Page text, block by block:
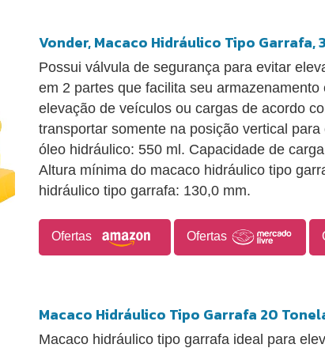
Vonder, Macaco Hidráulico Tipo Garrafa,
Possui válvula de segurança para evitar
em 2 partes que facilita seu
elevação de veículos ou cargas de acordo
transportar somente na posição vertical
óleo hidráulico: 550 ml. Capacidade de
Altura mínima do macaco hidráulico tipo
hidráulico tipo garrafa: 130,0 mm.
Ofertas Ofertas
Macaco Hidráulico Tipo Garrafa 20
Macaco hidráulico tipo garrafa ideal para